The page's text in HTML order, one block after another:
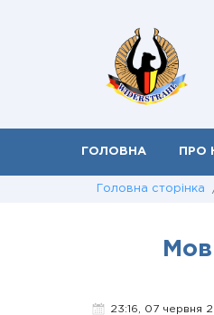
ГОЛОВНА ПРО
Головна сторінка
23:16, 07 червня